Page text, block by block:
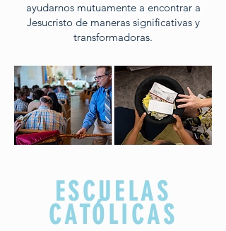
ayudarnos mutuamente a encontrar a
Jesucristo de maneras significativas y
transformadoras.
ESCUELAS
CATÓLICAS